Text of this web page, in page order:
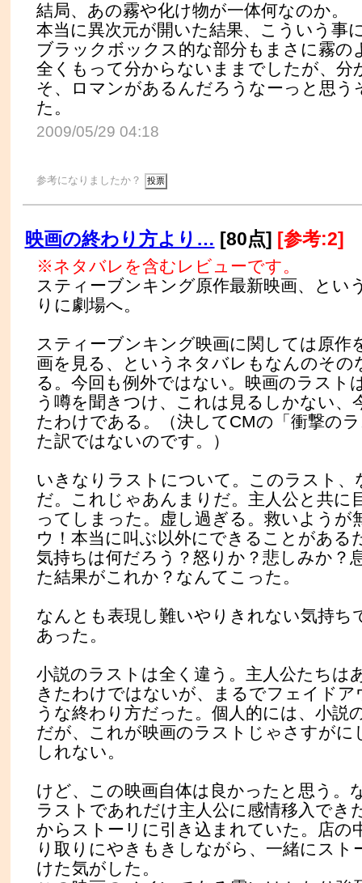
結局、あの霧や化け物が一体何なのか。
本当に異次元が開いた結果、こういう事
ブラックボックス的な部分もまさに霧の
全くもって分からないままでしたが、分
そ、ロマンがあるんだろうなーっと思う
た。
2009/05/29 04:18
参考になりましたか？
映画の終わり方より… [80点] [参考:2]
※ネタバレを含むレビューです。
スティーブンキング原作最新映画、とい
りに劇場へ。
スティーブンキング映画に関しては原作
画を見る、というネタバレもなんのその
る。今回も例外ではない。映画のラスト
う噂を聞きつけ、これは見るしかない、
たわけである。（決してCMの「衝撃の
た訳ではないのです。）
いきなりラストについて。このラスト、
だ。これじゃあんまりだ。主人公と共に
ってしまった。虚し過ぎる。救いようが
ウ！本当に叫ぶ以外にできることがある
気持ちは何だろう？怒りか？悲しみか？
た結果がこれか？なんてこった。
なんとも表現し難いやりきれない気持ち
あった。
小説のラストは全く違う。主人公たちは
きたわけではないが、まるでフェイドア
うな終わり方だった。個人的には、小説
だが、これが映画のラストじゃさすがに
しれない。
けど、この映画自体は良かったと思う。
ラストであれだけ主人公に感情移入でき
からストーリに引き込まれていた。店の
り取りにやきもきしながら、一緒にスト
けた気がした。